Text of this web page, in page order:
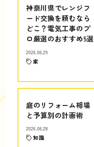
神奈川県でレンジフ
ード交換を頼むなら
どこ？電気工事のプ
ロ厳選のおすすめ5選
2026.06.29
家
庭のリフォーム相場
と予算別の計画術
2026.06.28
知識